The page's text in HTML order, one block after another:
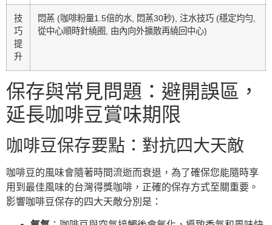
技
巧
提
升
悶蒸 (咖啡粉量1.5倍的水, 悶蒸30秒), 注水技巧 (穩定均勻,
從中心順時針繞圈, 由內向外擴散再繞回中心)
保存與常見問題：避開誤區，
延長咖啡豆賞味期限
咖啡豆保存要點：對抗四大天敵
咖啡豆的風味會隨著時間流逝而衰退，為了確保您能隨時享
用到最佳風味的台灣得獎咖啡，正確的保存方式至關重要。
影響咖啡豆保存的四大天敵分別是：